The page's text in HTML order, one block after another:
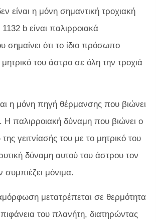
είναι η μόνη σημαντική τροχιακή
b είναι παλιρροιακά
σημαίνει ότι το ίδιο πρόσωπο
μητρικό του άστρο σε όλη την τροχιά
η μόνη πηγή θέρμανσης που βιώνει
Η παλιρροιακή δύναμη που βιώνει ο
γειτνίασής του με το μητρικό του
δύναμη αυτού του άστρου τον
συμπιέζει μόνιμα.
μετατρέπεται σε θερμότητα
του πλανήτη, διατηρώντας